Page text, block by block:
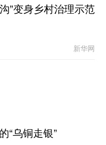
”变身乡村治理示范
新华网
“乌铜走银”